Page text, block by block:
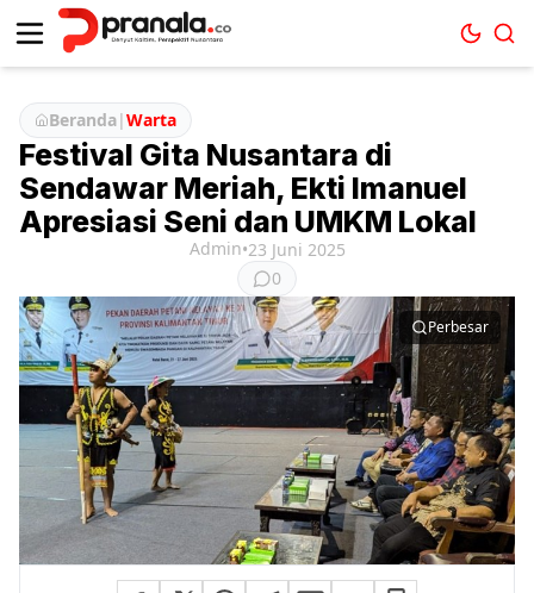
Beranda|Warta
Festival Gita Nusantara di
Sendawar Meriah, Ekti Imanuel
Apresiasi Seni dan UMKM Lokal
Admin•23 Juni 2025
0
Perbesar